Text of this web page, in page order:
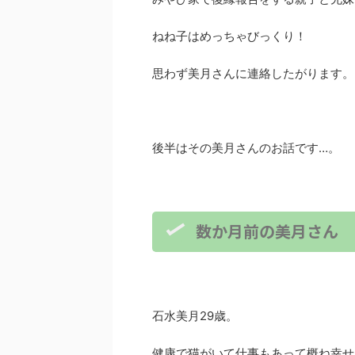
ねね子はめっちゃびっくり！
思わず美月さんに連絡したがります。
後半はその美月さんのお話です…。
数か月前の美月さん
石水美月29歳。